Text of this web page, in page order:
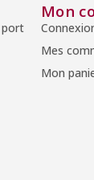
port
Mon
Mes
Mon